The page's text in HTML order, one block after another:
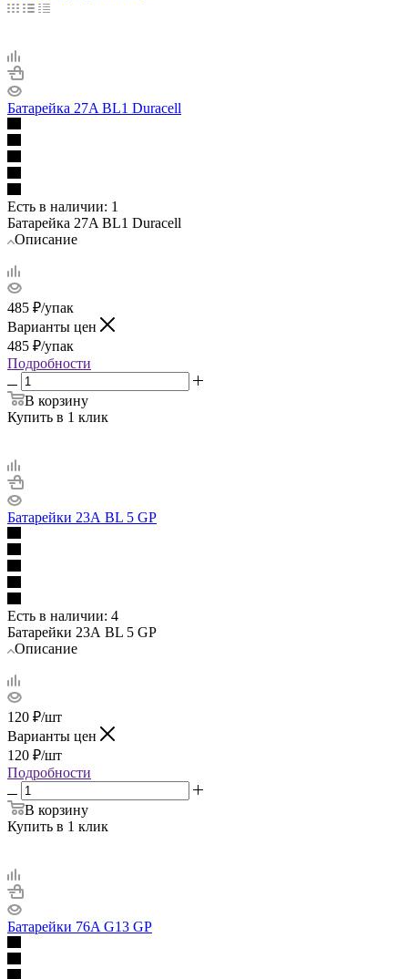
Батарейка 27A BL1 Duracell
Есть в наличии: 1
Батарейка 27A BL1 Duracell
Описание
485 ₽/упак
Варианты цен
485 ₽/упак
Подробности
В корзину
Купить в 1 клик
Батарейки 23А BL 5 GP
Есть в наличии: 4
Батарейки 23А BL 5 GP
Описание
120 ₽/шт
Варианты цен
120 ₽/шт
Подробности
В корзину
Купить в 1 клик
Батарейки 76A G13 GP